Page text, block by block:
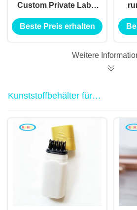
Custom Private Label
Doppelkopf-Leere
hübsche Behälter
Eyeliner-Rohr Leere
Beste Preis erhalten
Weitere
Kunststoffbehälter für
Haarfärbemittel